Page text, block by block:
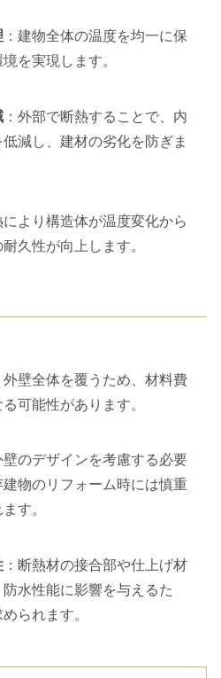
：建物全体の温度を均一に保
を実現します。
：外部で断熱することで、内
減し、建材の劣化を防ぎま
により構造体が温度変化から
久性が向上します。
外壁全体を覆うため、材料費
可能性があります。
壁のデザインを考慮する必要
物のリフォーム時には慎重
す。
：断熱材の接合部や仕上げ材
水性能に影響を与えるた
られます。